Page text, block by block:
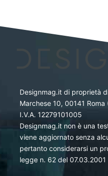
Designmag.it di proprietà
Marchese 10, 00141
I.V.A. 12279101005
Designmag.it non è una
viene aggiornato senza
pertanto considerarsi un
legge n. 62 del 07.03.2001